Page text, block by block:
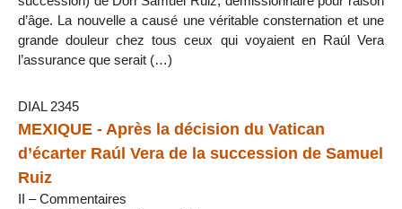
d’âge. La nouvelle a causé une véritable consternation et une
grande douleur chez tous ceux qui voyaient en Raúl Vera
l’assurance que serait (…)
DIAL 2345
MEXIQUE - Après la décision du Vatican
d’écarter Raúl Vera de la succession de Samuel
Ruiz
II – Commentaires